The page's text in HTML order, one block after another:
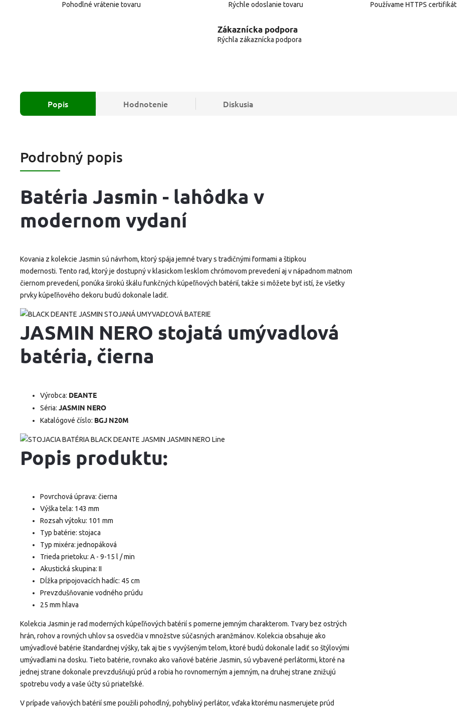
Pohodlné vrátenie tovaru Rýchle odoslanie tovaru Používame HTTPS certifikát
Zákaznícka podpora
Rýchla zákaznícka podpora
Popis Hodnotenie Diskusia
Podrobný popis
Batéria Jasmin - lahôdka v
modernom vydaní
Kovania z kolekcie Jasmin sú návrhom, ktorý spája jemné tvary s tradičnými formami a štipkou
modernosti. Tento rad, ktorý je dostupný v klasickom lesklom chrómovom prevedení aj v nápadnom matnom
čiernom prevedení, ponúka širokú škálu funkčných kúpeľňových batérií, takže si môžete byť istí, že všetky
prvky kúpeľňového dekoru budú dokonale ladiť.
JASMIN NERO stojatá umývadlová
batéria, čierna
Výrobca: DEANTE
Séria: JASMIN NERO
Katalógové číslo: BGJ N20M
Popis produktu:
Povrchová úprava: čierna
Výška tela: 143 mm
Rozsah výtoku: 101 mm
Typ batérie: stojaca
Typ mixéra: jednopáková
Trieda prietoku: A - 9-15 l / min
Akustická skupina: II
Dĺžka pripojovacích hadíc: 45 cm
Prevzdušňovanie vodného prúdu
25 mm hlava
Kolekcia Jasmin je rad moderných kúpeľňových batérií s pomerne jemným charakterom. Tvary bez ostrých
hrán, rohov a rovných uhlov sa osvedčia v množstve súčasných aranžmánov. Kolekcia obsahuje ako
umývadlové batérie štandardnej výšky, tak aj tie s vyvýšeným telom, ktoré budú dokonale ladiť so štýlovými
umývadlami na dosku. Tieto batérie, rovnako ako vaňové batérie Jasmin, sú vybavené perlátormi, ktoré na
jednej strane dokonale prevzdušňujú prúd a robia ho rovnomerným a jemným, na druhej strane znižujú
spotrebu vody a vaše účty sú priateľské.
V prípade vaňových batérií sme použili pohodlný, pohyblivý perlátor, vďaka ktorému nasmerujete prúd